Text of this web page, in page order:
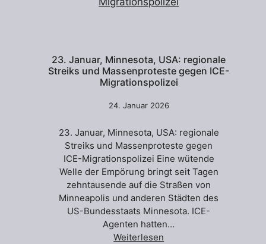
23. Januar, Minnesota, USA: regionale
Streiks und Massenproteste gegen ICE-
Migrationspolizei
24. Januar 2026
23. Januar, Minnesota, USA: regionale
Streiks und Massenproteste gegen
ICE-Migrationspolizei Eine wütende
Welle der Empörung bringt seit Tagen
zehntausende auf die Straßen von
Minneapolis und anderen Städten des
US-Bundesstaats Minnesota. ICE-
Agenten hatten…
Weiterlesen